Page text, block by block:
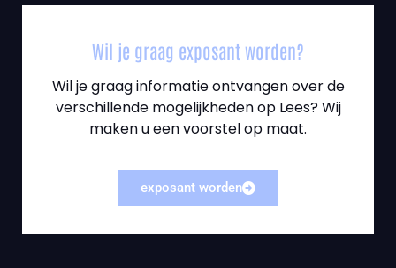
Wil je graag exposant worden?
Wil je graag informatie ontvangen over de
verschillende mogelijkheden op Lees? Wij
maken u een voorstel op maat.
exposant worden